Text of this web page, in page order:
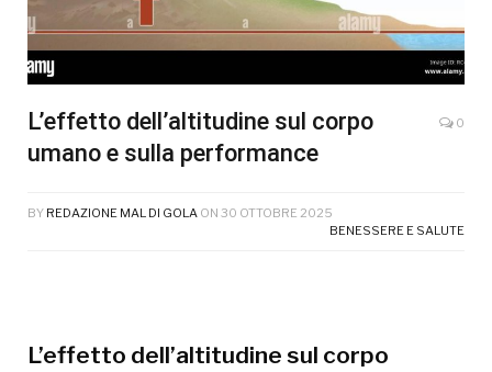
L’effetto dell’altitudine sul corpo
umano e sulla performance
0
BY REDAZIONE MAL DI GOLA ON 30 OTTOBRE 2025
BENESSERE E SALUTE
L’effetto dell’altitudine sul corpo